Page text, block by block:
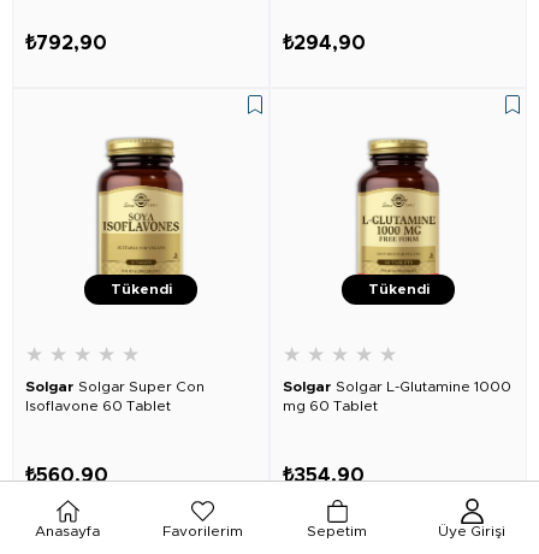
₺792,90 ₺294,90
Tükendi
★ ★ ★ ★ ★
Solgar Solgar Super Con
Isoflavone 60 Tablet
₺560,90
Tükendi
★ ★ ★ ★ ★
Solgar Solgar L-Glutamine 1000
mg 60 Tablet
₺354,90
Anasayfa Favorilerim Sepetim Üye Girişi